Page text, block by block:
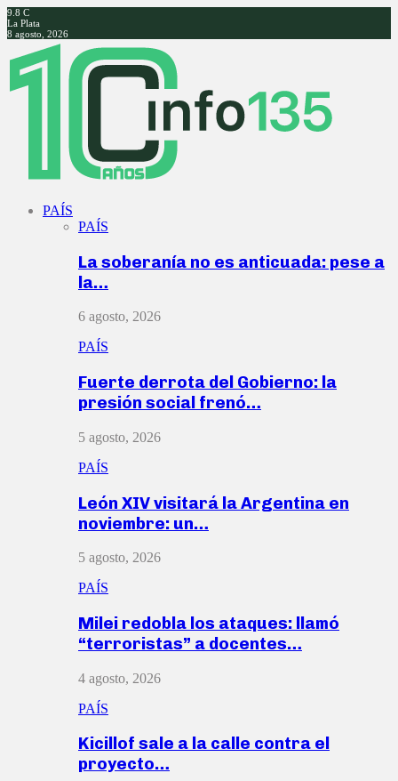
9.8 C
La Plata
8 agosto, 2026
Facebook
Twitter
Instagram
Youtube
PAÍS
PAÍS
La soberanía no es anticuada: pese a
la…
6 agosto, 2026
PAÍS
Fuerte derrota del Gobierno: la
presión social frenó…
5 agosto, 2026
PAÍS
León XIV visitará la Argentina en
noviembre: un…
5 agosto, 2026
PAÍS
Milei redobla los ataques: llamó
“terroristas” a docentes…
4 agosto, 2026
PAÍS
Kicillof sale a la calle contra el
proyecto…